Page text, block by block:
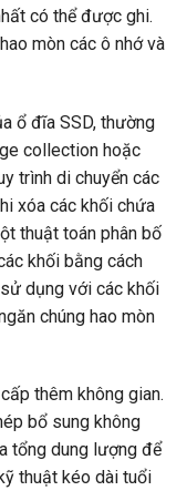
có thể được ghi.
mòn các ô nhớ và
ổ đĩa SSD, thường
collection hoặc
trình di chuyển các
xóa các khối chứa
thuật toán phân bố
khối bằng cách
dụng với các khối
chúng hao mòn
thêm không gian.
bổ sung không
tổng dung lượng để
thuật kéo dài tuổi